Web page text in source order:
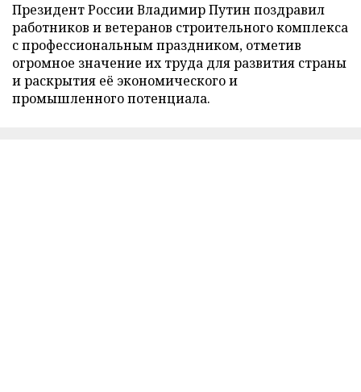
Президент России Владимир Путин поздравил
работников и ветеранов строительного комплекса
с профессиональным праздником, отметив
огромное значение их труда для развития страны
и раскрытия её экономического и
промышленного потенциала.